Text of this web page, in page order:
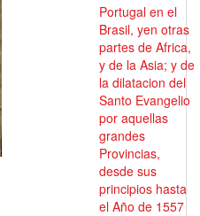
Portugal en el
Brasil, yen otras
partes de Africa,
y de la Asia; y de
la dilatacion del
Santo Evangelio
por aquellas
grandes
Provincias,
desde sus
principios hasta
el Año de 1557